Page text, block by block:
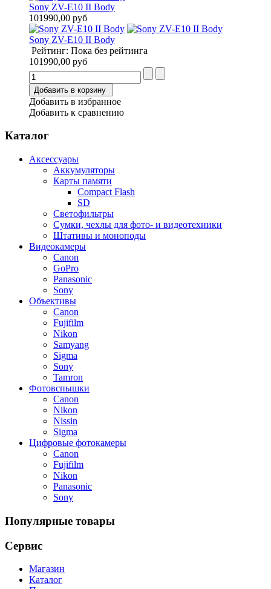
Sony ZV-E10 II Body
101990,00 руб
Sony ZV-E10 II Body
Рейтинг: Пока без рейтинга
101990,00 руб
Добавить в корзину
Добавить в избранное
Добавить к сравнению
Каталог
Аксессуары
Аккумуляторы
Карты памяти
Compact Flash
SD
Светофильтры
Сумки, чехлы для фото- и видеотехники
Штативы и моноподы
Видеокамеры
Canon
GoPro
Panasonic
Sony
Объективы
Canon
Fujifilm
Nikon
Samyang
Sigma
Sony
Tamron
Фотовспышки
Canon
Nikon
Nissin
Sigma
Цифровые фотокамеры
Canon
Fujifilm
Nikon
Panasonic
Sony
Популярные товары
Сервис
Магазин
Каталог